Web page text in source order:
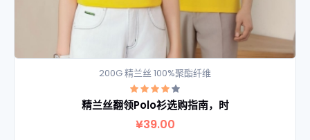
查看详情
200G 精兰丝 100%聚酯纤维
精兰丝翻领Polo衫选购指南，时
¥39.00